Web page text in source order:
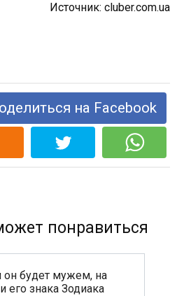
Источник: cluber.com.ua
на Facebook
понравиться
он будет мужем, на
его знака Зодиака